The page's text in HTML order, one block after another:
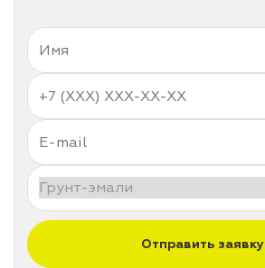
Отправить заявку